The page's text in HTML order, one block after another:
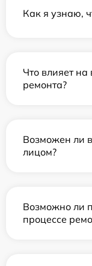
Как я узнаю,
Что влияет
ремонта?
Возможен ли
лицом?
Возможно ли
процессе